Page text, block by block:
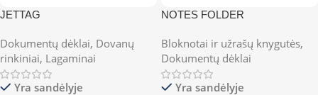
JETTAG
Dokumentų dėklai, Dovanų
rinkiniai, Lagaminai
Yra sandėlyje
NOTES FOLDER
Bloknotai ir užrašų knygutės,
Dokumentų dėklai
Yra sandėlyje